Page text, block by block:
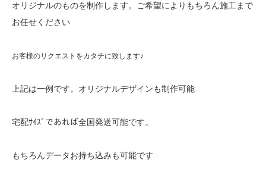
オリジナルのものを制作します。ご希望によりもちろん施工まで
お任せください
お客様のリクエストをカタチに致します♪
上記は一例です。オリジナルデザインも制作可能
宅配ｻｲｽﾞであれば全国発送可能です。
もちろんデータお持ち込みも可能です